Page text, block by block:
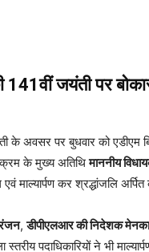
जयंती पर
के अवसर पर बुधवार को एडीएम
के मुख्य अतिथिमाननीय
माल्यार्पण कर श्रद्धांजलि अर्पित
रंजन,डीपीएलआर की निदेशक मेनका
पदाधिकारियों ने भी